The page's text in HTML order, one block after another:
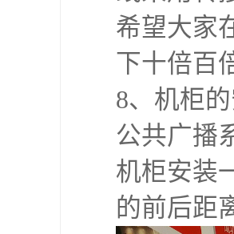
希望大家
下十倍百
8、机柜
公共广播
机柜安装
的前后距